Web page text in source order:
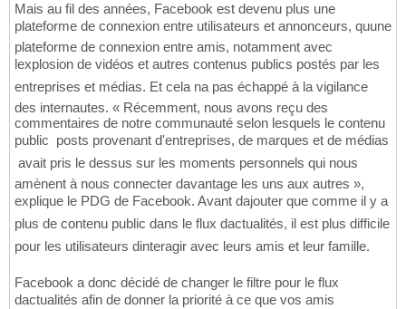
Mais au fil des années, Facebook est devenu plus une
plateforme de connexion entre utilisateurs et annonceurs, quune
plateforme de connexion entre amis, notamment avec
lexplosion de vidéos et autres contenus publics postés par les
entreprises et médias. Et cela na pas échappé à la vigilance
des internautes. « Récemment, nous avons reçu des
commentaires de notre communauté selon lesquels le contenu
public  posts provenant d'entreprises, de marques et de médias
 avait pris le dessus sur les moments personnels qui nous
amènent à nous connecter davantage les uns aux autres »,
explique le PDG de Facebook. Avant dajouter que comme il y a
plus de contenu public dans le flux dactualités, il est plus difficile
pour les utilisateurs dinteragir avec leurs amis et leur famille.
Facebook a donc décidé de changer le filtre pour le flux
dactualités afin de donner la priorité à ce que vos amis